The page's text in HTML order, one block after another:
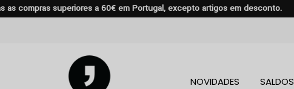
as compras superiores a 60€ em Portugal, excepto artigos em desconto.
NOVIDADES SALDOS